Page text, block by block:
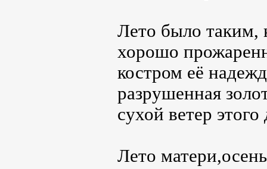
Лето было таким,
хорошо
костром её
разрушенная
сухой ветер этого
Лето